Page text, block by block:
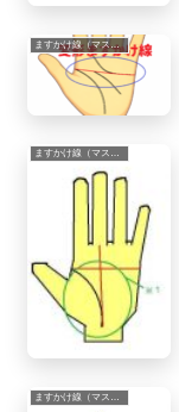
ますかけ線（マスカケ線）
ますかけ線（マスカケ線）